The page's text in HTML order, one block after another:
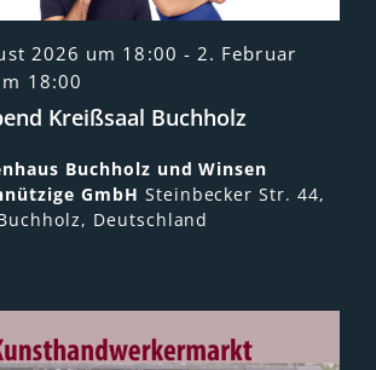
2026 um 18:00 -2. Februar
18:00
Kreißsaal Buchholz
Buchholz und Winsen
GmbH Steinbecker Str. 44,
Deutschland